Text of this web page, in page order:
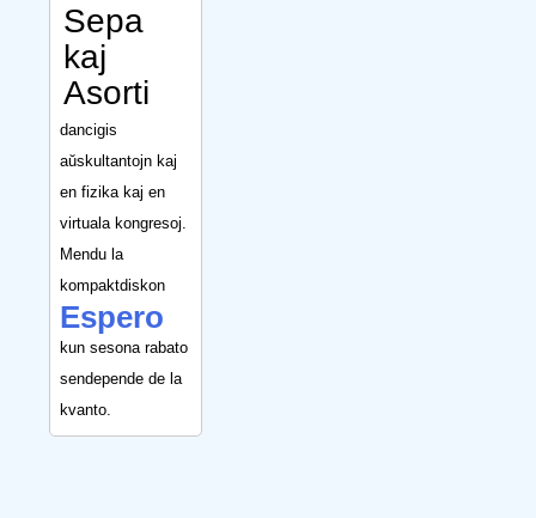
Sepa
kaj
Asorti
dancigis
aŭskultantojn kaj
en fizika kaj en
virtuala kongresoj.
Mendu la
kompaktdiskon
Espero
kun sesona rabato
sendepende de la
kvanto.